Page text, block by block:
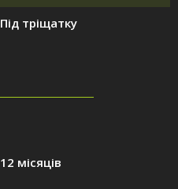
Під тріщатку
12 місяців